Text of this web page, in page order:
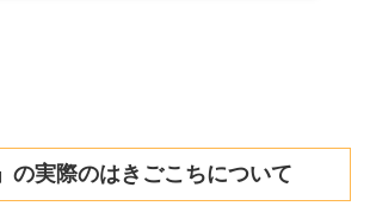
の実際のはきごこちについて